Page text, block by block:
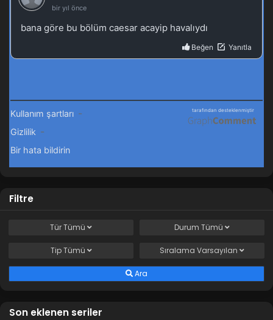
Filtre
TürTümü Durum Tümü
TipTümü Sıralama Varsayılan
Ara
Son eklenen seriler